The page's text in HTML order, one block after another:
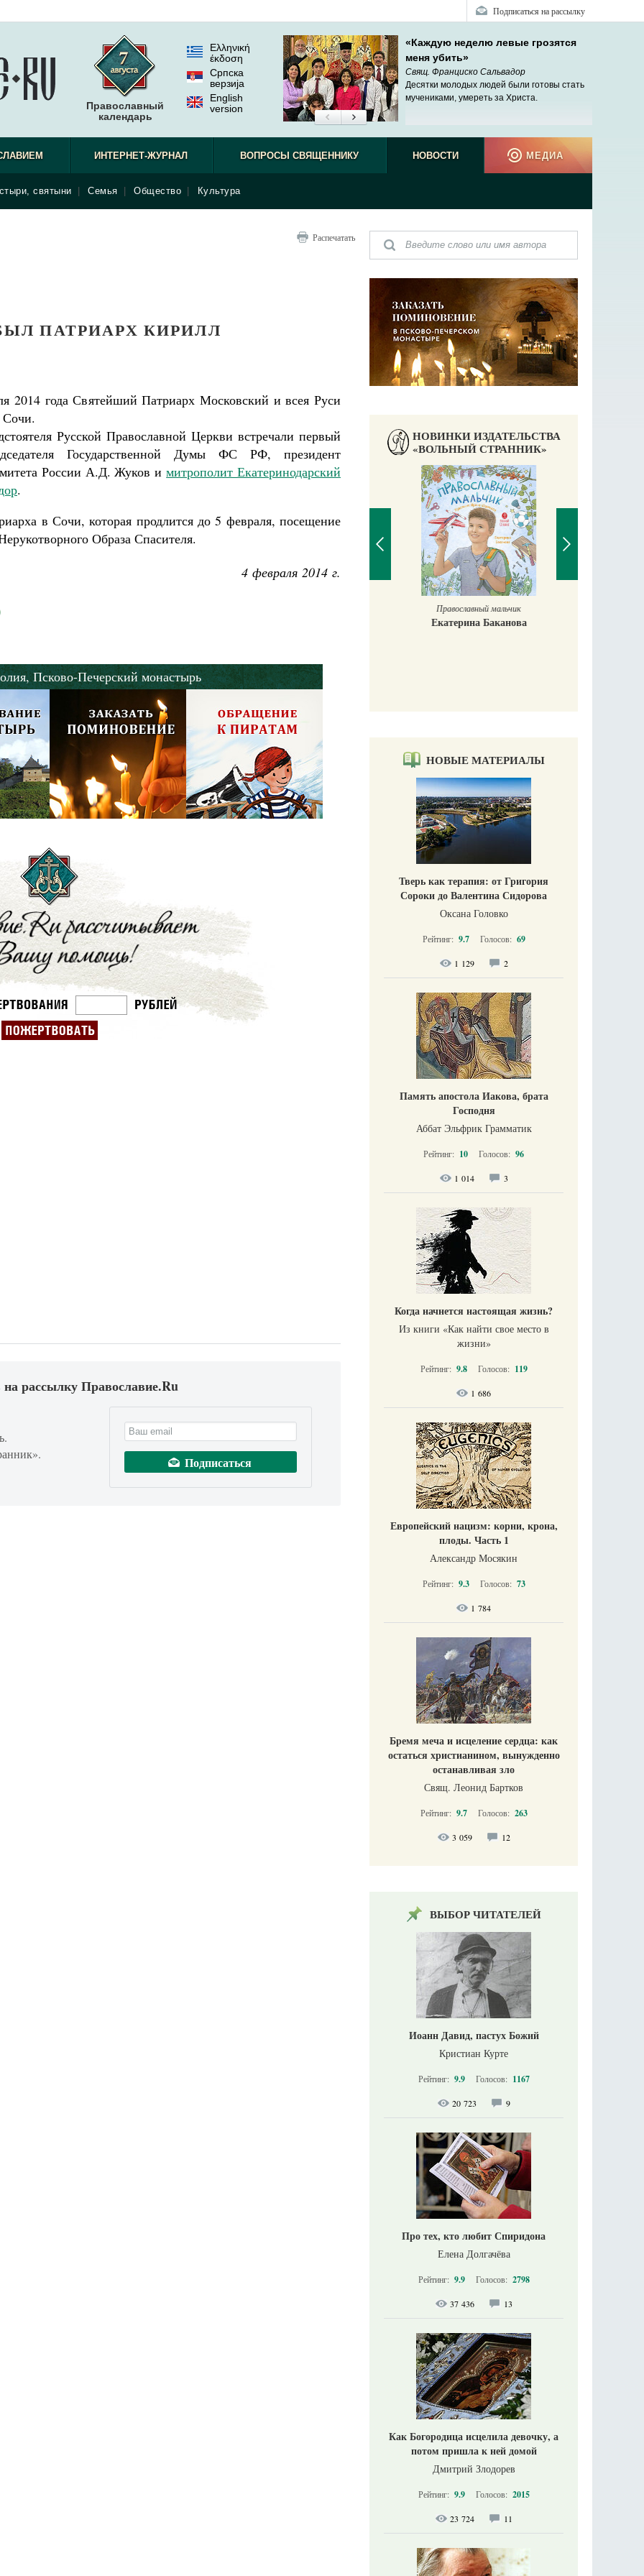
Подписаться на рассылку
Православный
календарь
Ελληνική
έκδοση
Српска
верзиjа
English
version
«Каждую неделю левые грозятся
меня убить»
Свящ. Франциско Сальвадор
Десятки молодых людей были готовы стать
мучениками, умереть за Христа.
ИНТЕРНЕТ-ЖУРНАЛ ВОПРОСЫ СВЯЩЕННИКУ НОВОСТИ
святыни Семья Общество Культура
МЕДИА
Распечатать
ПАТРИАРХ КИРИЛЛ
2014 года Святейший Патриарх Московский и всея Руси
Русской Православной Церкви встречали первый
Государственной Думы ФС РФ, президент
России А.Д. Жуков имитрополит Екатеринодарский
.
в Сочи, которая продлится до 5 февраля, посещение
Образа Спасителя.
4 февраля 2014 г.
Псково-Печерский монастырь
рассылку Православие.Ru
НОВИНКИ ИЗДАТЕЛЬСТВА
«ВОЛЬНЫЙ СТРАННИК»
Чего ждет от нас Бог. 10 заповедей Божиих
Святитель Николай Сербский
Православный мальчик
Екатерина Баканова
НОВЫЕ МАТЕРИАЛЫ
Тверь как терапия: от Григория
Сороки до Валентина Сидорова
Оксана Головко
Рейтинг: 9.7 Голосов: 69
1 129 2
Память апостола Иакова, брата
Господня
Аббат Эльфрик Грамматик
Рейтинг: 10 Голосов: 96
1 014 3
Когда начнется настоящая жизнь?
Из книги «Как найти свое место в
жизни​»
Рейтинг: 9.8 Голосов: 119
1 686
Европейский нацизм: корни, крона,
плоды. Часть 1
Александр Мосякин
Рейтинг: 9.3 Голосов: 73
1 784
Бремя меча и исцеление сердца: как
остаться христианином, вынужденно
останавливая зло
Свящ. Леонид Бартков
Рейтинг: 9.7 Голосов: 263
3 059 12
ВЫБОР ЧИТАТЕЛЕЙ
Иоанн Давид, пастух Божий
Кристиан Курте
Рейтинг: 9.9 Голосов: 1167
20 723 9
Про тех, кто любит Спиридона
Елена Долгачёва
Рейтинг: 9.9 Голосов: 2798
37 436 13
Как Богородица исцелила девочку, а
потом пришла к ней домой
Дмитрий Злодорев
Рейтинг: 9.9 Голосов: 2015
23 724 11